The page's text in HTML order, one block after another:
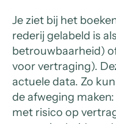
Je ziet bij het
rederij gelabeld is als
betrouwbaarheid)
voor vertraging).
actuele data. Zo
de afweging
met risico op